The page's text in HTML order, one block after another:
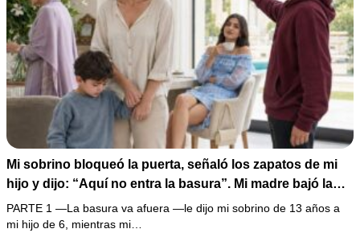
Mi sobrino bloqueó la puerta, señaló los zapatos de mi
hijo y dijo: “Aquí no entra la basura”. Mi madre bajó la
mirada y mi hermana siguió tomando café como si nada.
Yo asentí, abracé a mi niño y me fui sin reclamar. Pero al
PARTE 1 —La basura va afuera —le dijo mi sobrino de 13 años a
mi hijo de 6, mientras mi…